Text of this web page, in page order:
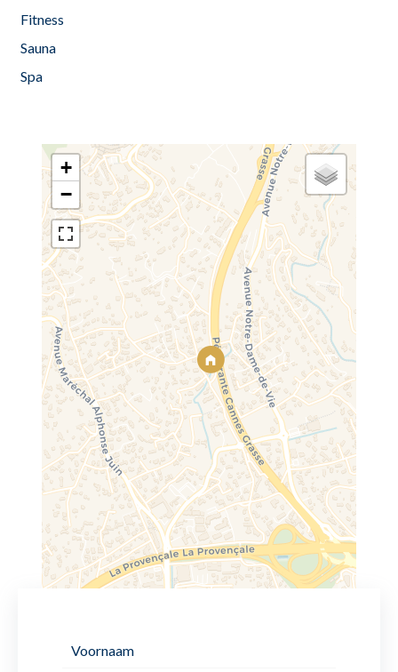
Fitness
Sauna
Spa
+
−